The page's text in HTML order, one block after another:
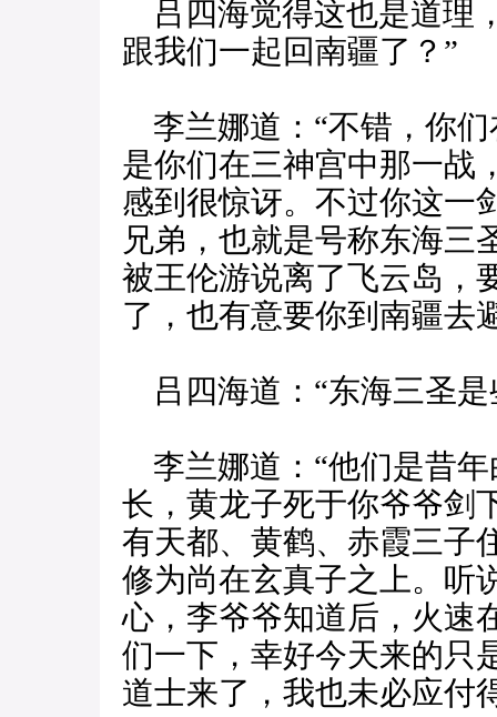
吕四海觉得这也是道理
跟我们一起回南疆了？”
李兰娜道：“不错，你
是你们在三神宫中那一战
感到很惊讶。不过你这一
兄弟，也就是号称东海三
被王伦游说离了飞云岛，
了，也有意要你到南疆去
吕四海道：“东海三圣是
李兰娜道：“他们是昔
长，黄龙子死于你爷爷剑
有天都、黄鹤、赤霞三子
修为尚在玄真子之上。听
心，李爷爷知道后，火速
们一下，幸好今天来的只
道士来了，我也未必应付